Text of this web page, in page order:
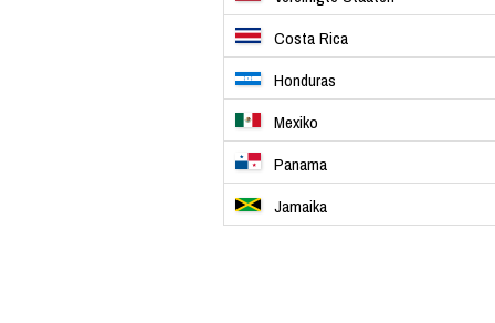
Costa Rica
Honduras
Mexiko
Panama
Jamaika